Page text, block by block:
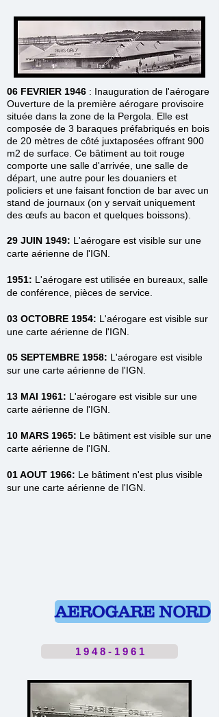
06 FEVRIER 1946 : Inauguration de l'aérogare
Ouverture de la première aérogare provisoire
située dans la zone de la Pergola. Elle est
composée de 3 baraques préfabriqués en bois
de 20 mètres de côté juxtaposées offrant 900
m2 de surface. Ce bâtiment au toit rouge
comporte une salle d'arrivée, une salle de
départ, une autre pour les douaniers et
policiers et une faisant fonction de bar avec un
stand de journaux (on y servait uniquement
des œufs au bacon et quelques boissons).
29 JUIN 1949: L'aérogare est visible sur une
carte aérienne de l'IGN.
1951: L'aérogare est utilisée en bureaux, salle
de conférence, pièces de service.
03 OCTOBRE 1954: L'aérogare est visible sur
une carte aérienne de l'IGN
05 SEPTEMBRE 1958: L'aérogare est visible
sur une carte aérienne de l'IGN
13 MAI 1961: L'aérogare est visible sur une
carte aérienne de l'IGN
10 MARS 1965: Le bâtiment est visible sur une
carte aérienne de l'IGN
01 AOUT 1966: Le bâtiment n'est plus visible
sur une carte aérienne de l'IGN
AEROGARE NORD
1 9 4 8 - 1 9 6 1